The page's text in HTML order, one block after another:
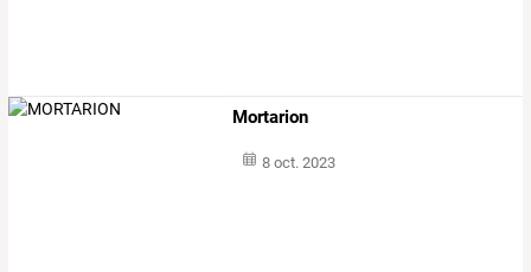
Mortarion
8 oct. 2023